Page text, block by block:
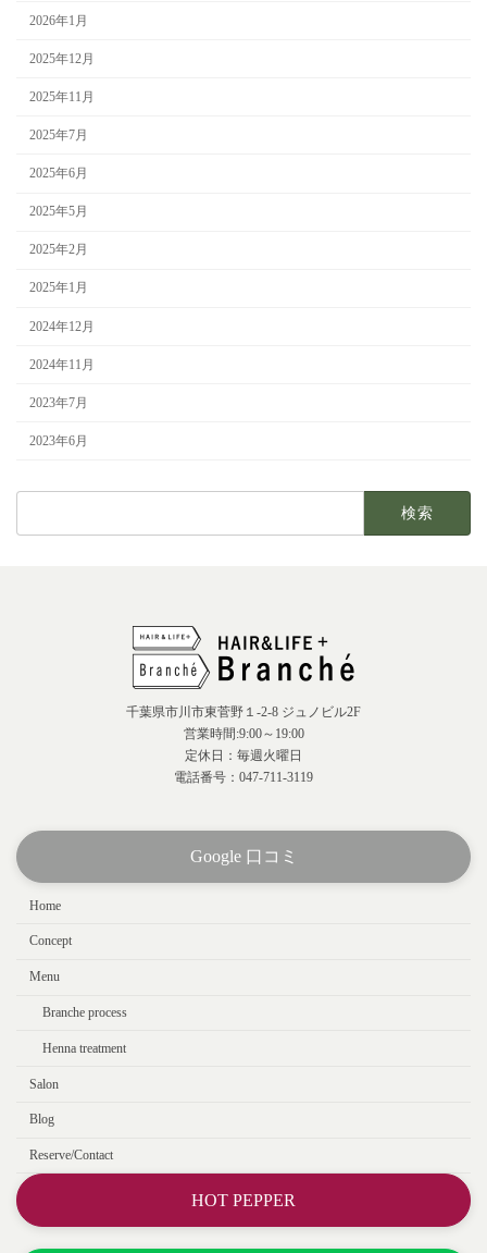
2026年1月
2025年12月
2025年11月
2025年7月
2025年6月
2025年5月
2025年2月
2025年1月
2024年12月
2024年11月
2023年7月
2023年6月
千葉県市川市東菅野１-2-8 ジュノビル2F
営業時間:9:00～19:00
定休日：毎週火曜日
電話番号：047-711-3119
Google 口コミ
Home
Concept
Menu
Branche process
Henna treatment
Salon
Blog
Reserve/Contact
HOT PEPPER